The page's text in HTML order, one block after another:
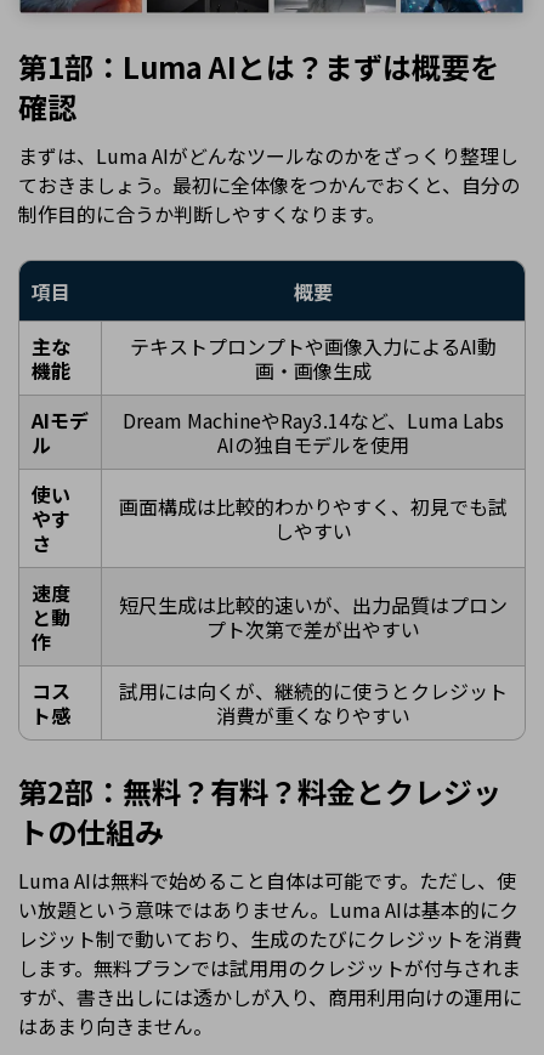
第1部：Luma AIとは？まずは概要を
確認
まずは、Luma AIがどんなツールなのかをざっくり整理し
ておきましょう。最初に全体像をつかんでおくと、自分の
制作目的に合うか判断しやすくなります。
項目
概要
主な
機能
テキストプロンプトや画像入力によるAI動
画・画像生成
AIモデ
ル
Dream MachineやRay3.14など、Luma Labs
AIの独自モデルを使用
使い
やす
さ
画面構成は比較的わかりやすく、初見でも試
しやすい
速度
と動
作
短尺生成は比較的速いが、出力品質はプロン
プト次第で差が出やすい
コス
ト感
試用には向くが、継続的に使うとクレジット
消費が重くなりやすい
第2部：無料？有料？料金とクレジッ
トの仕組み
Luma AIは無料で始めること自体は可能です。ただし、使
い放題という意味ではありません。Luma AIは基本的にク
レジット制で動いており、生成のたびにクレジットを消費
します。無料プランでは試用用のクレジットが付与されま
すが、書き出しには透かしが入り、商用利用向けの運用に
はあまり向きません。